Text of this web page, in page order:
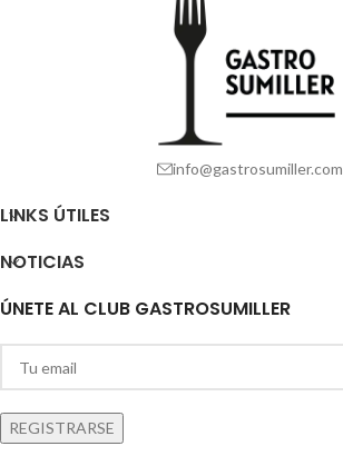
info@gastrosumiller.com
LINKS ÚTILES
NOTICIAS
ÚNETE AL CLUB GASTROSUMILLER